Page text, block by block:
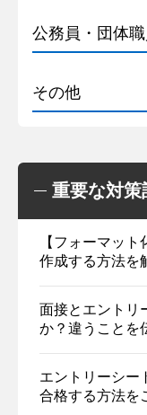
公務員・団体職
その他
重要な対策
【フォーマッ
作成する方法を
面接とエントリ
か？違うことを
エントリーシー
合格する方法を